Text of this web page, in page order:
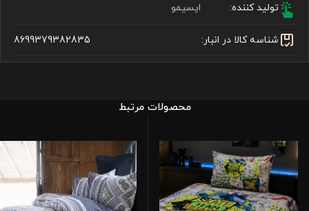
تولید کننده: ایسیمو
شناسه کالا در انبار: 8699379382835
محصولات مرتبط